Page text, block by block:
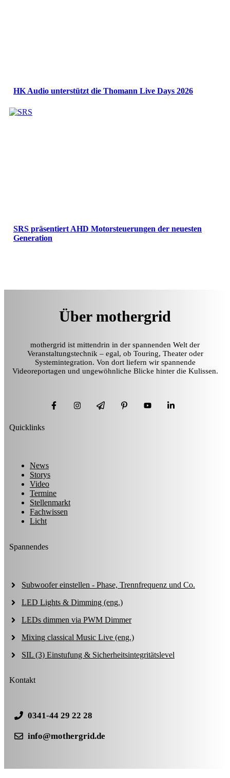
HK Audio unterstützt die Thomann Live Days 2026
SRS präsentiert AHD Motorsteuerungen der neuesten
Generation
Über mothergrid
mothergrid ist mittendrin in der spannenden Welt der
Veranstaltungstechnik – egal, ob Touring, Theater oder
Systemintegration. Von dort liefern wir spannende
Videoreportagen und ungewöhnliche Blicke hinter die Kulissen.
Quicklinks
News
Storys
Video
Termine
Stellenmarkt
Fachwissen
Licht
Spannendes
Subwoofer einstellen - Phase, Trennfrequenz und Co.
LED Lights & Dimming (eng.)
LEDs dimmen via PWM Dimmer
Mixing classical Music Live (eng.)
SIL (3) Einstufung & Sicherheitsintegritätslevel
Kontakt
0341-44 29 22 28
info@mothergrid.de